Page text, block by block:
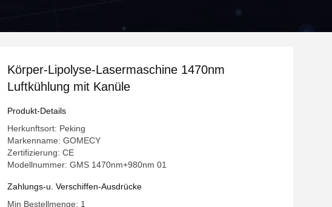
Körper-Lipolyse-Lasermaschine 1470nm
Luftkühlung mit Kanüle
Produkt-Details
Herkunftsort: Peking
Markenname: GOMECY
Zertifizierung: CE
Modellnummer: GMS 1470nm+980nm 01
Zahlungs-u. Verschiffen-Ausdrücke
Min Bestellmenge: 1